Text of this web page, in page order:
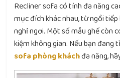
Recliner sofa có tính đa năng
mục đích khác nhau, từ ngồi
nghỉ ngơi. Một số mẫu ghế còn
kiệm không gian. Nếu bạn đang
sofa phòng kháchđa năng,